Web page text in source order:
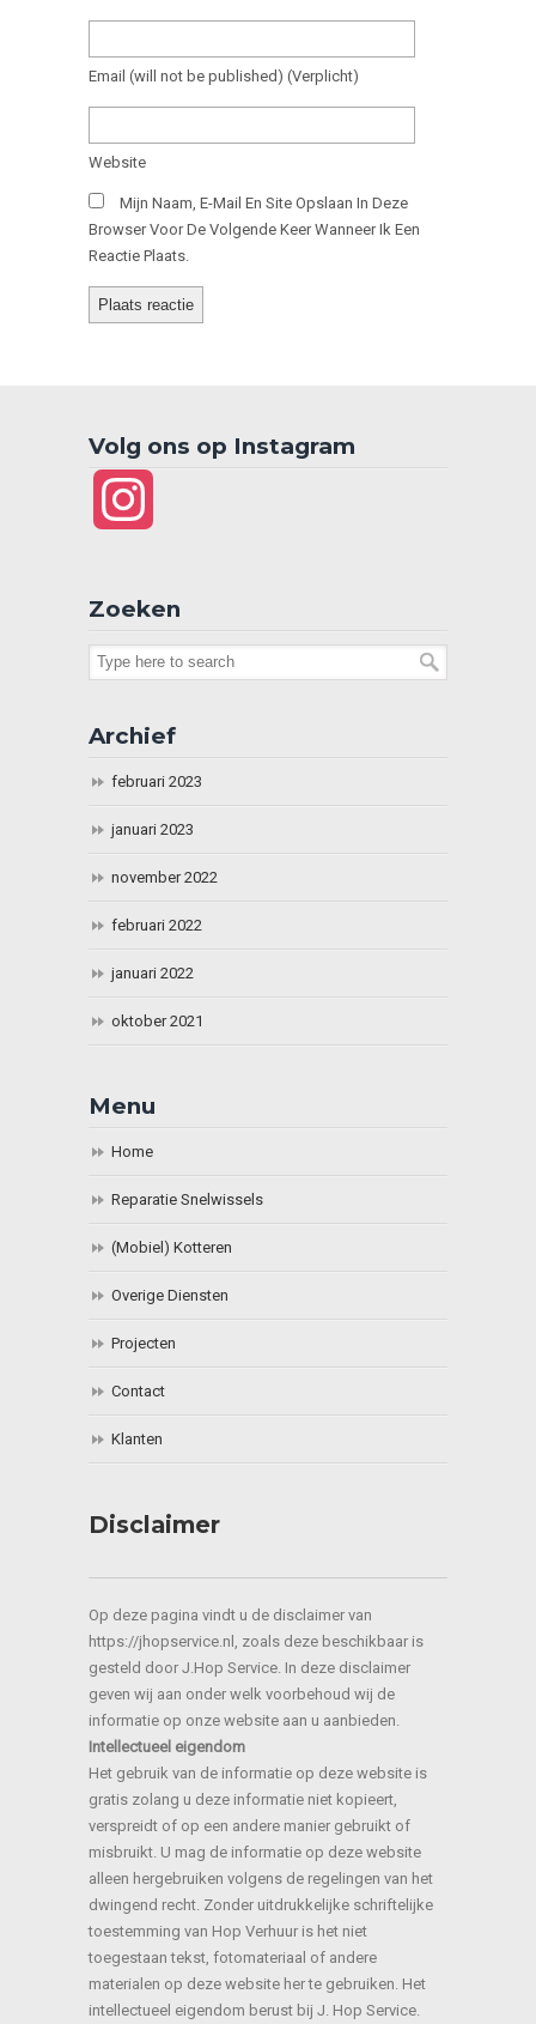
Email (will not be published) (verplicht)
Website
Mijn Naam, E-Mail En Site Opslaan In Deze
Browser Voor De Volgende Keer Wanneer Ik Een
Reactie Plaats.
Volg ons op Instagram
Zoeken
Archief
februari 2023
januari 2023
november 2022
februari 2022
januari 2022
oktober 2021
Menu
Home
Reparatie Snelwissels
(Mobiel) Kotteren
Overige Diensten
Projecten
Contact
Klanten
Disclaimer
Op deze pagina vindt u de disclaimer van
https://jhopservice.nl, zoals deze beschikbaar is
gesteld door J.Hop Service. In deze disclaimer
geven wij aan onder welk voorbehoud wij de
informatie op onze website aan u aanbieden.
Intellectueel eigendom
Het gebruik van de informatie op deze website is
gratis zolang u deze informatie niet kopieert,
verspreidt of op een andere manier gebruikt of
misbruikt. U mag de informatie op deze website
alleen hergebruiken volgens de regelingen van het
dwingend recht. Zonder uitdrukkelijke schriftelijke
toestemming van Hop Verhuur is het niet
toegestaan tekst, fotomateriaal of andere
materialen op deze website her te gebruiken. Het
intellectueel eigendom berust bij J. Hop Service.